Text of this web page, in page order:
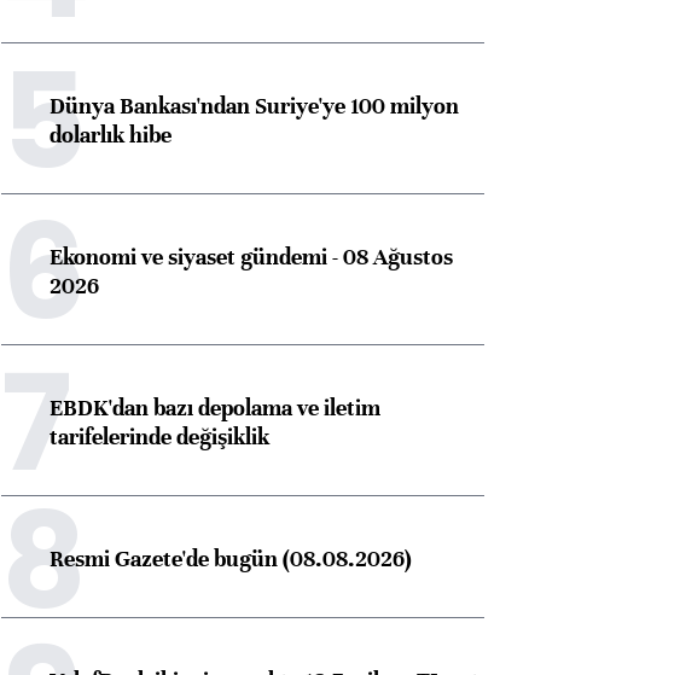
5Dünya Bankası'ndan Suriye'ye 100 milyon
dolarlık hibe
6Ekonomi ve siyaset gündemi - 08 Ağustos
2026
7EBDK'dan bazı depolama ve iletim
tarifelerinde değişiklik
8Resmi Gazete'de bugün (08.08.2026)